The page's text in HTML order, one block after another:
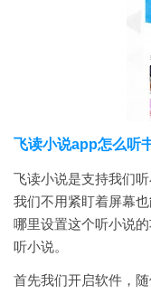
飞读小说app怎么听
飞读小说是支持我们
我们不用紧盯着屏幕
哪里设置这个听小说
听小说。
首先我们开启软件，